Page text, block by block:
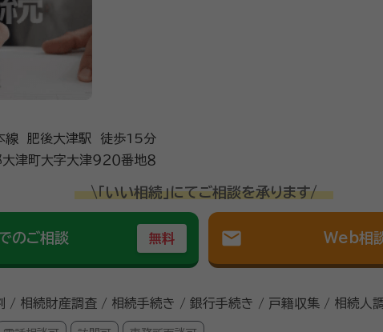
線 肥後大津駅 徒歩15分
津町大字大津９２０番地８
\「いい相続」にてご相談を承ります/
のご相談 無料 mail Web相
/ 相続財産調査 / 相続手続き / 銀行手続き / 戸籍収集 / 相続人